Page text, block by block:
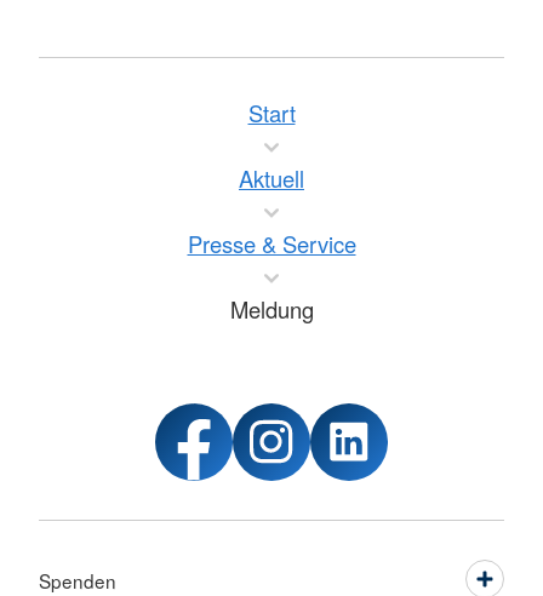
Start
Aktuell
Presse & Service
Meldung
Spenden